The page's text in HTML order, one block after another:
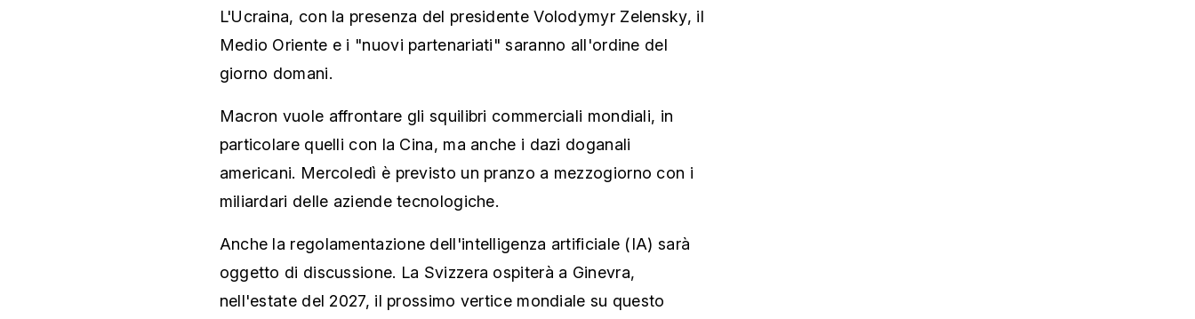
L'Ucraina, con la presenza del presidente Volodymyr Zelensky, il
Medio Oriente e i "nuovi partenariati" saranno all'ordine del
giorno domani.
Macron vuole affrontare gli squilibri commerciali mondiali, in
particolare quelli con la Cina, ma anche i dazi doganali
americani. Mercoledì è previsto un pranzo a mezzogiorno con i
miliardari delle aziende tecnologiche.
Anche la regolamentazione dell'intelligenza artificiale (IA) sarà
oggetto di discussione. La Svizzera ospiterà a Ginevra,
nell'estate del 2027, il prossimo vertice mondiale su questo